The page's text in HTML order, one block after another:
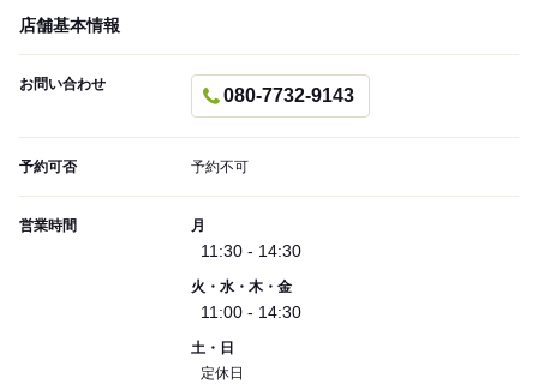
店舗基本情報
お問い合わせ
080-7732-9143
予約可否 予約不可
営業時間 月
11:30 - 14:30
火・水・木・金
11:00 - 14:30
土・日
定休日